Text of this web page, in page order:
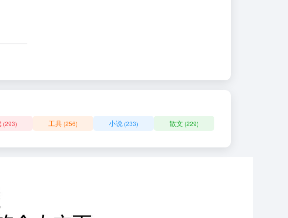
(293) 工具(256) 小说(233) 散文 (229)